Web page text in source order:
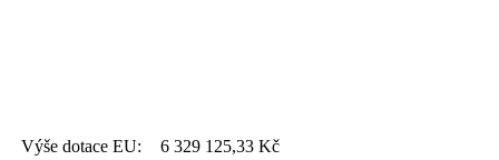
Výše dotace EU: 6 329 125,33 Kč